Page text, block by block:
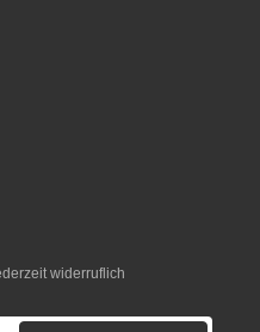
widerruflich